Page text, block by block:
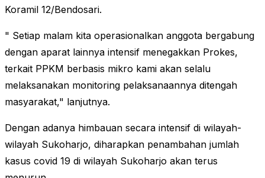
Koramil 12/Bendosari.
" Setiap malam kita operasionalkan anggota bergabung
dengan aparat lainnya intensif menegakkan Prokes,
terkait PPKM berbasis mikro kami akan selalu
melaksanakan monitoring pelaksanaannya ditengah
masyarakat," lanjutnya.
Dengan adanya himbauan secara intensif di wilayah-
wilayah Sukoharjo, diharapkan penambahan jumlah
kasus covid 19 di wilayah Sukoharjo akan terus